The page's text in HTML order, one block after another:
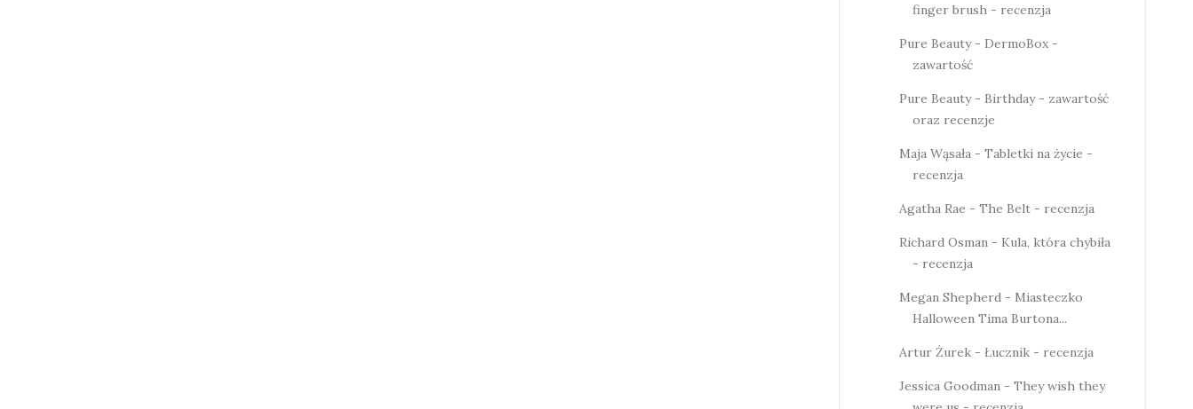
finger brush - recenzja
Pure Beauty - DermoBox -
zawartość
Pure Beauty - Birthday - zawartość
oraz recenzje
Maja Wąsała - Tabletki na życie -
recenzja
Agatha Rae - The Belt - recenzja
Richard Osman - Kula, która chybiła
- recenzja
Megan Shepherd - Miasteczko
Halloween Tima Burtona...
Artur Żurek - Łucznik - recenzja
Jessica Goodman - They wish they